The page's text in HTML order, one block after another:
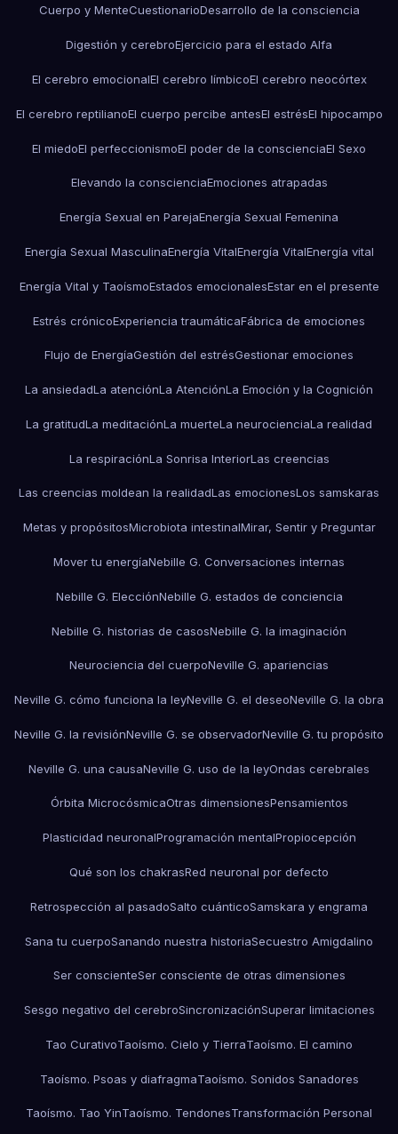
Cuerpo y MenteCuestionarioDesarrollo de la consciencia
Digestión y cerebroEjercicio para el estado Alfa
El cerebro emocionalEl cerebro límbicoEl cerebro neocórtex
El cerebro reptilianoEl cuerpo percibe antesEl estrésEl hipocampo
El miedoEl perfeccionismoEl poder de la conscienciaEl Sexo
Elevando la conscienciaEmociones atrapadas
Energía Sexual en ParejaEnergía Sexual Femenina
Energía Sexual MasculinaEnergía VitalEnergía VitalEnergía vital
Energía Vital y TaoísmoEstados emocionalesEstar en el presente
Estrés crónicoExperiencia traumáticaFábrica de emociones
Flujo de EnergíaGestión del estrésGestionar emociones
La ansiedadLa atenciónLa AtenciónLa Emoción y la Cognición
La gratitudLa meditaciónLa muerteLa neurocienciaLa realidad
La respiraciónLa Sonrisa InteriorLas creencias
Las creencias moldean la realidadLas emocionesLos samskaras
Metas y propósitosMicrobiota intestinalMirar, Sentir y Preguntar
Mover tu energíaNebille G. Conversaciones internas
Nebille G. ElecciónNebille G. estados de conciencia
Nebille G. historias de casosNebille G. la imaginación
Neurociencia del cuerpoNeville G. apariencias
Neville G. cómo funciona la leyNeville G. el deseoNeville G. la obra
Neville G. la revisiónNeville G. se observadorNeville G. tu propósito
Neville G. una causaNeville G. uso de la leyOndas cerebrales
Órbita MicrocósmicaOtras dimensionesPensamientos
Plasticidad neuronalProgramación mentalPropiocepción
Qué son los chakrasRed neuronal por defecto
Retrospección al pasadoSalto cuánticoSamskara y engrama
Sana tu cuerpoSanando nuestra historiaSecuestro Amigdalino
Ser conscienteSer consciente de otras dimensiones
Sesgo negativo del cerebroSincronizaciónSuperar limitaciones
Tao CurativoTaoísmo. Cielo y TierraTaoísmo. El camino
Taoísmo. Psoas y diafragmaTaoísmo. Sonidos Sanadores
Taoísmo. Tao YinTaoísmo. TendonesTransformación Personal